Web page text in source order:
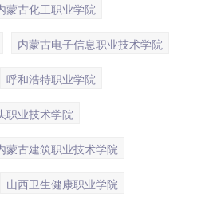
蒙古化工职业学院
内蒙古电子信息职业技术学院
呼和浩特职业学院
职业技术学院
蒙古建筑职业技术学院
山西卫生健康职业学院